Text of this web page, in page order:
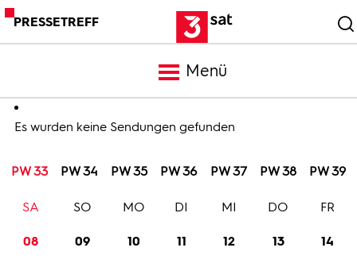
PRESSETREFF
Menü
Meldungen
Programm
Es wurden keine Sendungen gefunden
PW 33 PW 34 PW 35 PW 36 PW 37 PW 38 PW 39
08
SA
09
SO
10
MO
11
DI
12
MI
13
DO
14
FR